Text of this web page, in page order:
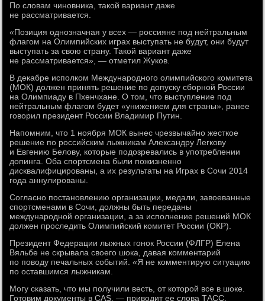
По словам чиновника, такой вариант даже
не рассматривается.
«Позиция однозначная у всех — россияне под нейтральным
флагом на Олимпийских играх выступать не будут, они будут
выступать за свою страну. Такой вариант даже
не рассматривается», — отметил Жуков.
В декабре исполком Международного олимпийского комитета
(МОК) должен принять решение по допуску сборной России
на Олимпиаду в Пхенчхане. О том, что выступление под
нейтральным флагом будет «унижением для страны», ранее
говорил президент России Владимир Путин.
Напомним, что 1 ноября МОК вынес чрезвычайно жесткое
решение по российским лыжникам Александру Легкову
и Евгению Белову, которые подозревались в употреблении
допинга. Оба спортсмена были пожизненно
дисквалифицированы, а их результаты на Играх в Сочи 2014
года аннулированы.
Согласно постановлению организации, медали, завоеванные
спортсменами в Сочи, должны быть переданы
международной организации, а за исполнение решений МОК
должен проследить Олимпийский комитет России (ОКР).
Президент Федерации лыжных гонок России (ФЛГР) Елена
Вяльбе не скрывала своего шока, давая комментарий
по поводу печальных событий. «Я не комментирую ситуацию
по оставшимся лыжникам.
Могу сказать, что мы получили весть, от которой все в шоке.
Готовим документы в CAS, — приводит ее слова ТАСС.